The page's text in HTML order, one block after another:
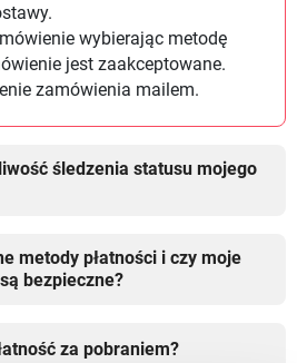
wybierając metodę
jest zaakceptowane.
zamówienia mailem.
śledzenia statusu mojego
metody płatności i czy moje
bezpieczne?
za pobraniem?